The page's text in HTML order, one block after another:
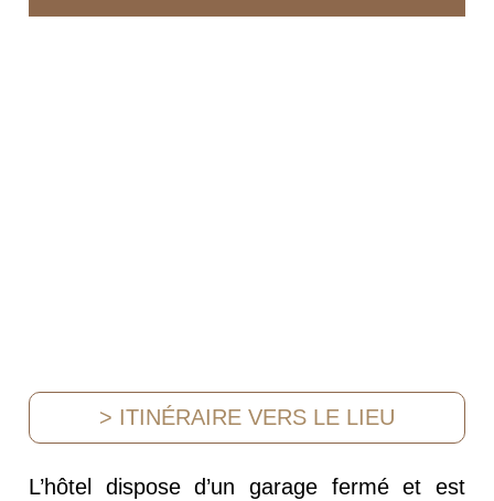
> ITINÉRAIRE VERS LE LIEU
L’hôtel dispose d’un garage fermé et est